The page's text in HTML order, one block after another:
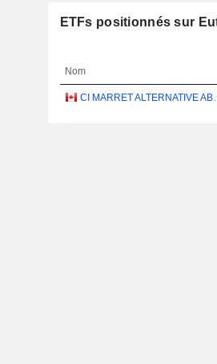
ETFs positionnés sur
Nom
CI MARRET